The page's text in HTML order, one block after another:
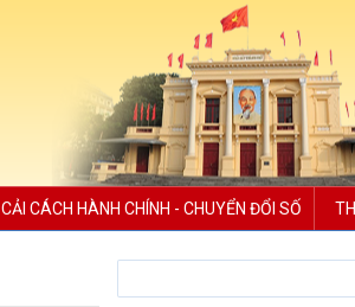
CẢI CÁCH HÀNH CHÍNH - CHUYỂN ĐỔI SỐ